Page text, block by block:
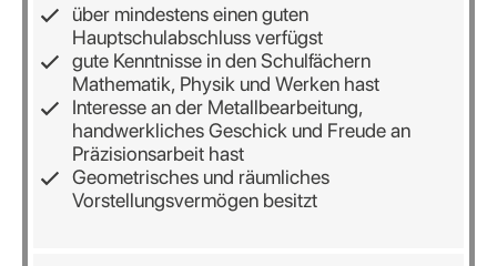
über mindestens einen guten
Hauptschulabschluss verfügst
gute Kenntnisse in den Schulfächern
Mathematik, Physik und Werken hast
Interesse an der Metallbearbeitung,
handwerkliches Geschick und Freude an
Präzisionsarbeit hast
Geometrisches und räumliches
Vorstellungsvermögen besitzt